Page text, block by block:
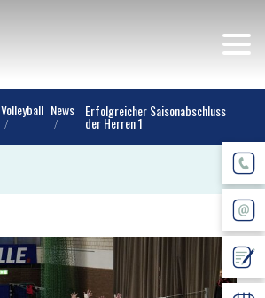
Volleyball News Erfolgreicher Saisonabschluss
der Herren 1